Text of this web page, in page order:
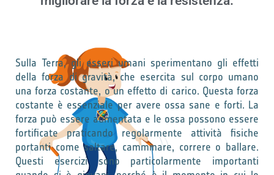
Sulla Terra, gli esseri umani sperimentano gli effetti
della forza di gravità, che esercita sul corpo umano
una forza costante, o un effetto di carico. Questa forza
costante è essenziale per avere ossa sane e forti. La
forza può essere aumentata e le ossa possono essere
fortificate praticando regolarmente attività fisiche
portanti come saltare, camminare, correre o ballare.
Questi esercizi sono particolarmente importanti